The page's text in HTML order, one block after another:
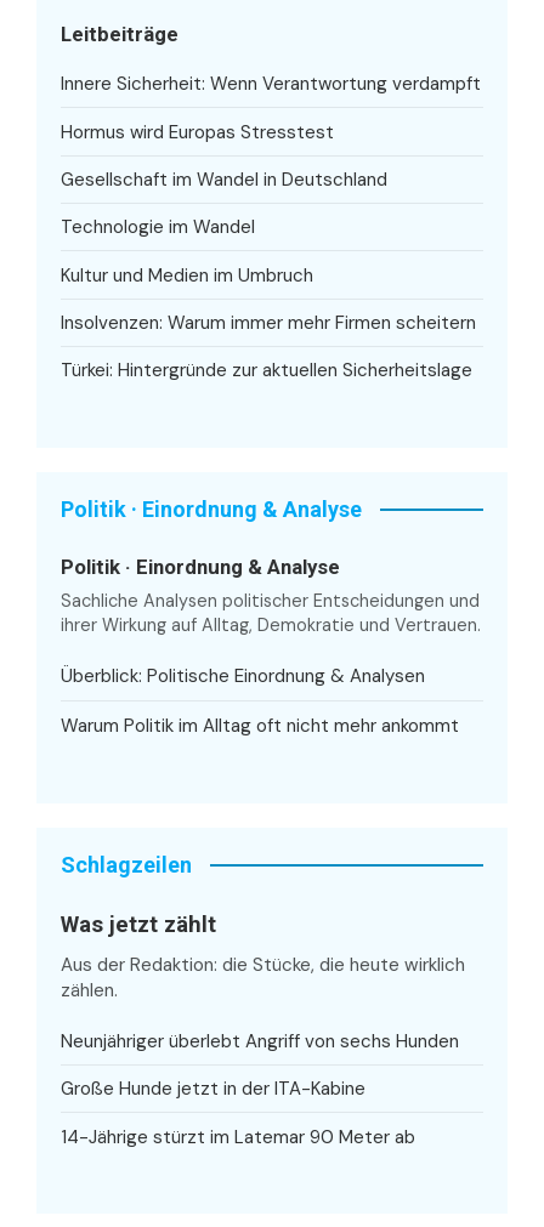
Leitbeiträge
Innere Sicherheit: Wenn Verantwortung verdampft
Hormus wird Europas Stresstest
Gesellschaft im Wandel in Deutschland
Technologie im Wandel
Kultur und Medien im Umbruch
Insolvenzen: Warum immer mehr Firmen scheitern
Türkei: Hintergründe zur aktuellen Sicherheitslage
Politik · Einordnung & Analyse
Politik · Einordnung & Analyse
Sachliche Analysen politischer Entscheidungen und
ihrer Wirkung auf Alltag, Demokratie und Vertrauen.
Überblick: Politische Einordnung & Analysen
Warum Politik im Alltag oft nicht mehr ankommt
Schlagzeilen
Was jetzt zählt
Aus der Redaktion: die Stücke, die heute wirklich
zählen.
Neunjähriger überlebt Angriff von sechs Hunden
Große Hunde jetzt in der ITA-Kabine
14-Jährige stürzt im Latemar 90 Meter ab